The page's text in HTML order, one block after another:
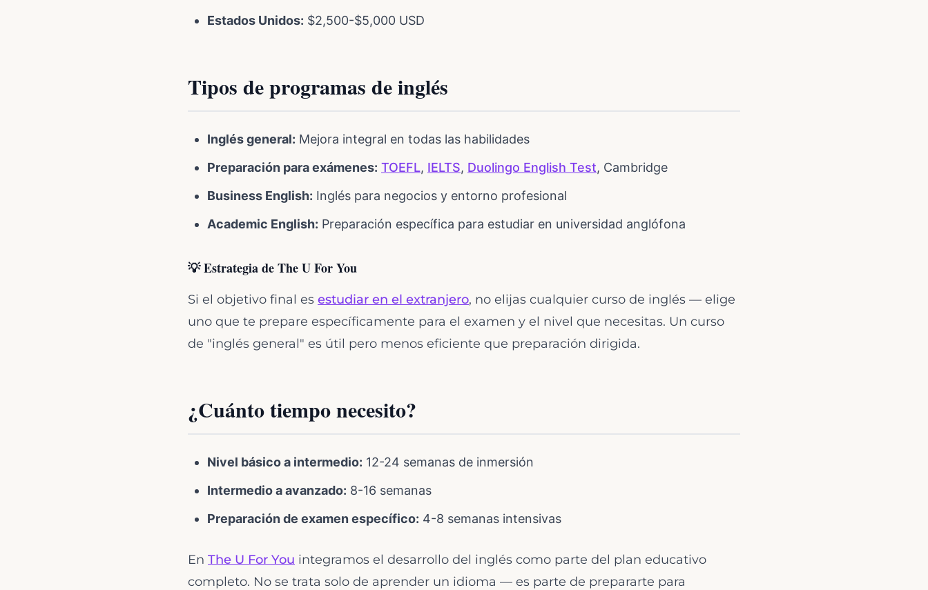
Estados Unidos: $2,500-$5,000 USD
Tipos de programas de inglés
Inglés general: Mejora integral en todas las habilidades
Preparación para exámenes: TOEFL, IELTS, Duolingo English Test, Cambridge
Business English: Inglés para negocios y entorno profesional
Academic English: Preparación específica para estudiar en universidad anglófona
💡 Estrategia de The U For You
Si el objetivo final es estudiar en el extranjero, no elijas cualquier curso de inglés — elige
uno que te prepare específicamente para el examen y el nivel que necesitas. Un curso
de "inglés general" es útil pero menos eficiente que preparación dirigida.
¿Cuánto tiempo necesito?
Nivel básico a intermedio: 12-24 semanas de inmersión
Intermedio a avanzado: 8-16 semanas
Preparación de examen específico: 4-8 semanas intensivas
En The U For You integramos el desarrollo del inglés como parte del plan educativo
completo. No se trata solo de aprender un idioma — es parte de prepararte para